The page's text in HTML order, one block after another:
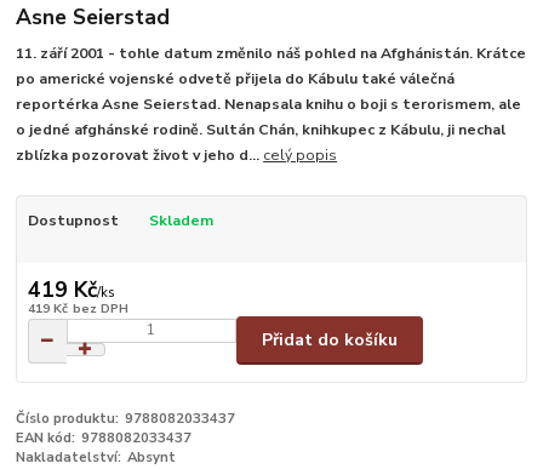
Asne Seierstad
11. září 2001 - tohle datum změnilo náš pohled na Afghánistán. Krátce
po americké vojenské odvetě přijela do Kábulu také válečná
reportérka Asne Seierstad. Nenapsala knihu o boji s terorismem, ale
o jedné afghánské rodině. Sultán Chán, knihkupec z Kábulu, ji nechal
zblízka pozorovat život v jeho d... celý popis
Dostupnost Skladem
419 Kč/ks
419 Kč bez DPH
Přidat do košíku
Číslo produktu: 9788082033437
EAN kód: 9788082033437
Nakladatelství: Absynt